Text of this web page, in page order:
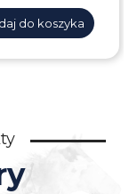
do koszyka